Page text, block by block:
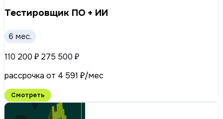
Тестировщик ПО + ИИ
6 мес.
110 200 ₽ 275 500 ₽
рассрочка от 4 591 ₽/мес
Смотреть